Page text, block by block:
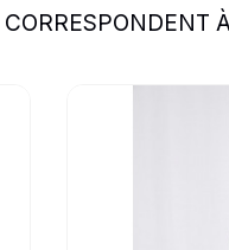
CORRESPONDENT